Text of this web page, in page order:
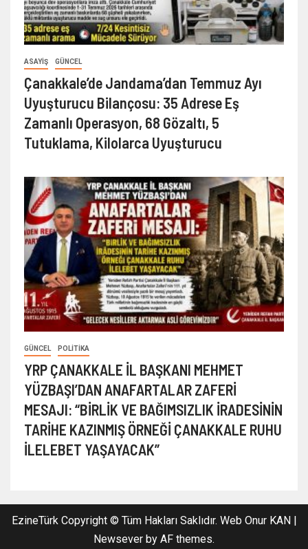
ASAYIŞ GÜNCEL
Çanakkale’de Jandama’dan Temmuz Ayı
Uyuşturucu Bilançosu: 35 Adrese Eş
Zamanlı Operasyon, 68 Gözaltı, 5
Tutuklama, Kilolarca Uyuşturucu
GÜNCEL POLITIKA
YRP ÇANAKKALE İL BAŞKANI MEHMET
YÜZBAŞI’DAN ANAFARTALAR ZAFERİ
MESAJI: “BİRLİK VE BAĞIMSIZLIK İRADESİNİN
TARİHE KAZINMIŞ ÖRNEĞİ ÇANAKKALE RUHU
İLELEBET YAŞAYACAK”
EzineTürk Copyright © Tüm Hakları Saklıdır. Web Onur KAN
Newsever by AF themes.